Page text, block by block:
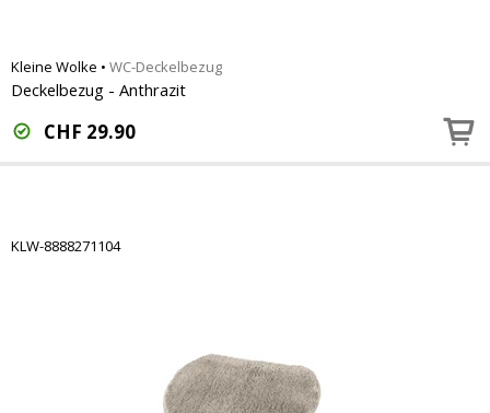
Kleine Wolke • WC-Deckelbezug
Deckelbezug - Anthrazit
CHF 29.90
KLW-8888271104